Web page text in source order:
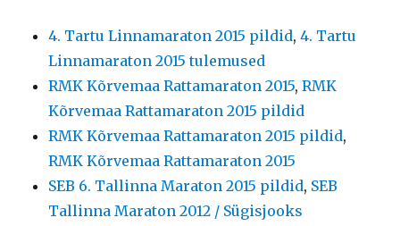
4. Tartu Linnamaraton 2015 pildid,4. Tartu
Linnamaraton 2015 tulemused
RMK Kõrvemaa Rattamaraton 2015,RMK
Kõrvemaa Rattamaraton 2015 pildid
RMK Kõrvemaa Rattamaraton 2015 pildid,
RMK Kõrvemaa Rattamaraton 2015
SEB 6. Tallinna Maraton 2015 pildid, SEB
Tallinna Maraton 2012 / Sügisjooks